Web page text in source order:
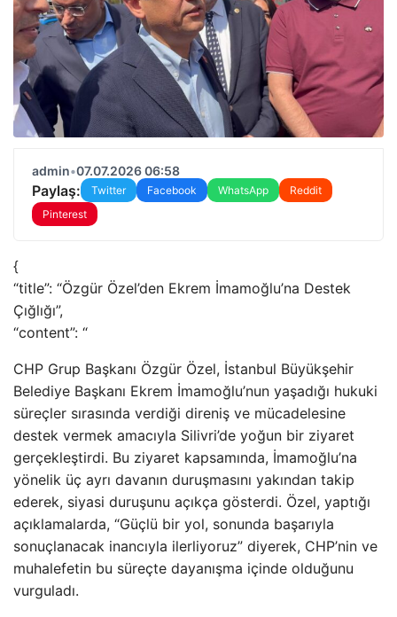
admin•07.07.2026 06:58
Paylaş: Twitter Facebook WhatsApp
Reddit
Pinterest
{
“title”: “Özgür Özel’den Ekrem İmamoğlu’na Destek
Çığlığı”,
“content”: “
CHP Grup Başkanı Özgür Özel, İstanbul Büyükşehir
Belediye Başkanı Ekrem İmamoğlu’nun yaşadığı hukuki
süreçler sırasında verdiği direniş ve mücadelesine
destek vermek amacıyla Silivri’de yoğun bir ziyaret
gerçekleştirdi. Bu ziyaret kapsamında, İmamoğlu’na
yönelik üç ayrı davanın duruşmasını yakından takip
ederek, siyasi duruşunu açıkça gösterdi. Özel, yaptığı
açıklamalarda, “Güçlü bir yol, sonunda başarıyla
sonuçlanacak inancıyla ilerliyoruz” diyerek, CHP’nin ve
muhalefetin bu süreçte dayanışma içinde olduğunu
vurguladı.